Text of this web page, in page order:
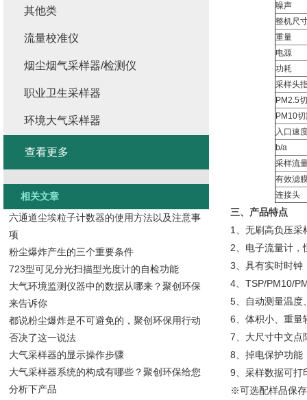
噪声
整机尺
重量
电源
功耗
采样头
PM2.5
PM10
入口速
b/a
采样流
有效滤
连接头
三、产品特点
1、无刷高负压采
2、电子流量计，
3、具有实时时钟
4、TSP/PM10/
5、自动测量温度
6、体积小、重量
7、大尺寸中文点
8、掉电保护功能
9、采样数据可打
※可选配样品保
其他类
流量校准仪
烟尘烟气采样器/检测仪
职业卫生采样器
环境大气采样器
查看更多
相关文章
六通道尘埃粒子计数器的使用方法以及注意事
项
粉尘爆炸产生的三个重要条件
723型可见分光扫描型光度计的自检功能
大气环境监测仪器中的数据从哪来？聚创环保
来告诉你
都说粉尘爆炸是不可避免的，聚创环保用行动
否决了这一说法
大气采样器的显示操作步骤
大气采样器系统的构成有哪些？聚创环保给您
分析下产品